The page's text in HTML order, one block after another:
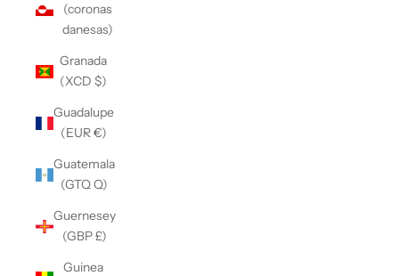
(coronas
danesas)
Granada
(XCD $)
Guadalupe
(EUR €)
Guatemala
(GTQ Q)
Guernesey
(GBP £)
Guinea